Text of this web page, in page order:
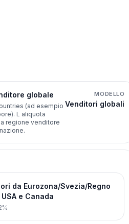
globale
(ad esempio
L aliquota
regione venditore
MODELLO
Venditori globali
da Eurozona/Svezia/Regno
e Canada